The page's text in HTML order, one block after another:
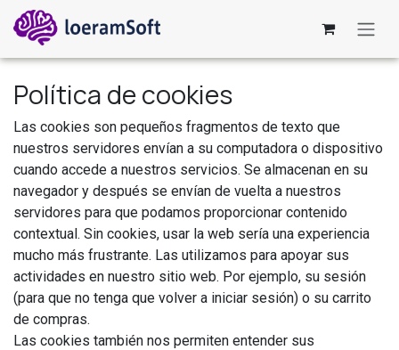
Ir al contenido
Política de cookies
Las cookies son pequeños fragmentos de texto que
nuestros servidores envían a su computadora o dispositivo
cuando accede a nuestros servicios. Se almacenan en su
navegador y después se envían de vuelta a nuestros
servidores para que podamos proporcionar contenido
contextual. Sin cookies, usar la web sería una experiencia
mucho más frustrante. Las utilizamos para apoyar sus
actividades en nuestro sitio web. Por ejemplo, su sesión
(para que no tenga que volver a iniciar sesión) o su carrito
de compras.
Las cookies también nos permiten entender sus